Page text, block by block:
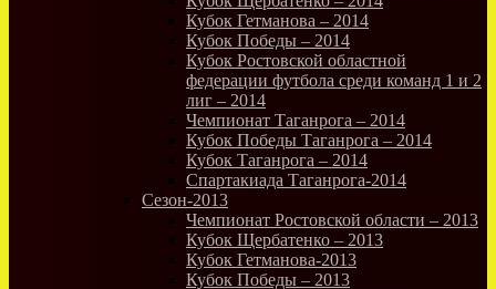
Кубок Гетманова – 2014
Кубок Победы – 2014
Кубок Ростовской областной
федерации футбола среди команд 1 и 2
лиг – 2014
Чемпионат Таганрога – 2014
Кубок Победы Таганрога – 2014
Кубок Таганрога – 2014
Спартакиада Таганрога-2014
Сезон-2013
Чемпионат Ростовской области – 2013
Кубок Щербатенко – 2013
Кубок Гетманова-2013
Кубок Победы – 2013